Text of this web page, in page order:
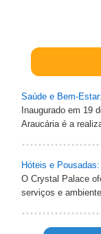
Saúde e Bem-Estar:
Inaugurado em 19
Araucária é a
Hóteis e Pousadas:
O Crystal Palace
serviços e